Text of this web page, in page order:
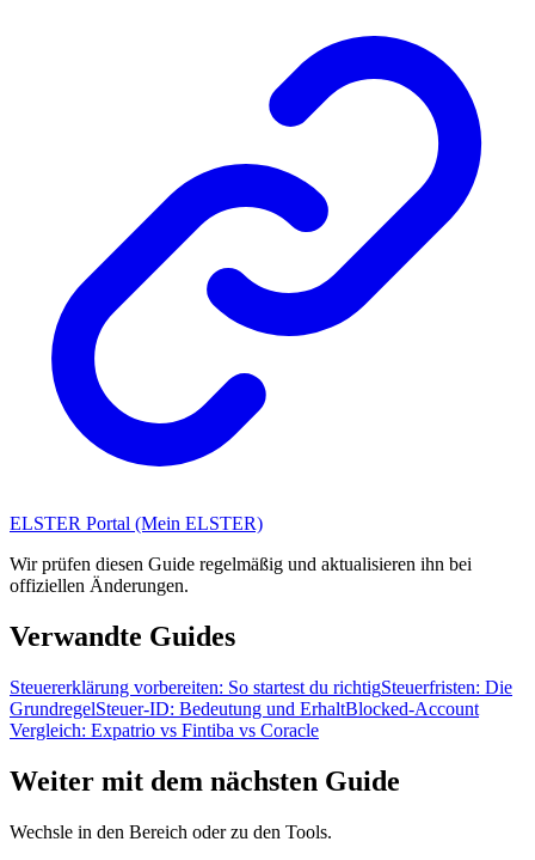
ELSTER Portal (Mein ELSTER)
Wir prüfen diesen Guide regelmäßig und aktualisieren ihn bei
offiziellen Änderungen.
Verwandte Guides
Steuererklärung vorbereiten: So startest du richtigSteuerfristen: Die
GrundregelSteuer-ID: Bedeutung und ErhaltBlocked-Account
Vergleich: Expatrio vs Fintiba vs Coracle
Weiter mit dem nächsten Guide
Wechsle in den Bereich oder zu den Tools.